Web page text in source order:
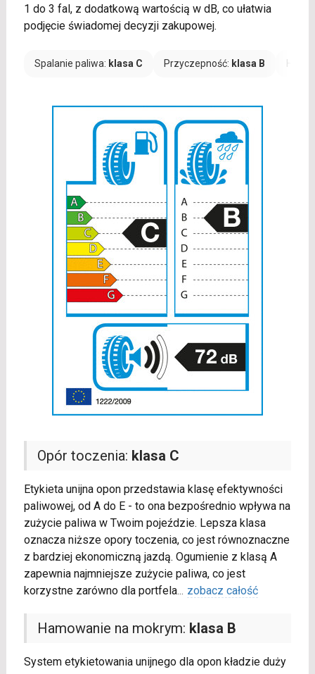
1 do 3 fal, z dodatkową wartością w dB, co ułatwia
podjęcie świadomej decyzji zakupowej.
Spalanie paliwa: klasa C Przyczepność: klasa B
Opór toczenia: klasa C
Etykieta unijna opon przedstawia klasę efektywności
paliwowej, od A do E - to ona bezpośrednio wpływa na
zużycie paliwa w Twoim pojeździe. Lepsza klasa
oznacza niższe opory toczenia, co jest równoznaczne
z bardziej ekonomiczną jazdą. Ogumienie z klasą A
zapewnia najmniejsze zużycie paliwa, co jest
korzystne zarówno dla portfela... zobacz całość
Hamowanie na mokrym: klasa B
System etykietowania unijnego dla opon kładzie duży